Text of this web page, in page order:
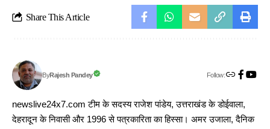
Share This Article
ByRajesh Pandey Follow:
newslive24x7.com टीम के सदस्य राजेश पांडेय, उत्तराखंड के डोईवाला,
देहरादून के निवासी और 1996 से पत्रकारिता का हिस्सा। अमर उजाला, दैनिक